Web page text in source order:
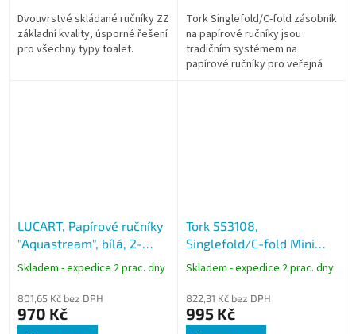
Dvouvrstvé skládané ručníky ZZ
základní kvality, úsporné řešení
pro všechny typy toalet.
Tork Singlefold/C-fold zásobník
na papírové ručníky jsou
tradičním systémem na
papírové ručníky pro veřejná
LUCART, Papírové ručníky
"Aquastream", bílá, 2-
vrstvé, skládané Z,
splachovatelné
Skladem - expedice 2 prac. dny
801,65 Kč bez DPH
970 Kč
Tork 553108,
Singlefold/C-fold Mini
zásobník na papírové
ručníky černý, H3
Skladem - expedice 2 prac. dny
822,31 Kč bez DPH
995 Kč